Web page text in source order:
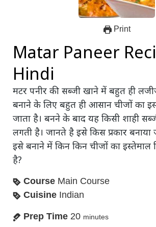
Print
Matar Paneer
Hindi
मटर पनीर की सब्जी खाने में बहुत ही लजीज होती है इसे
बनाने के लिए बहुत ही आसान चीजों का
जाता है। बनने के बाद यह किसी शाही
लगती है। जानते है इसे किस प्रकार
इसे बनाने में किन किन चीजों का इस्तेमाल
है?
Course Main Course
Cuisine Indian
Prep Time 20 minutes